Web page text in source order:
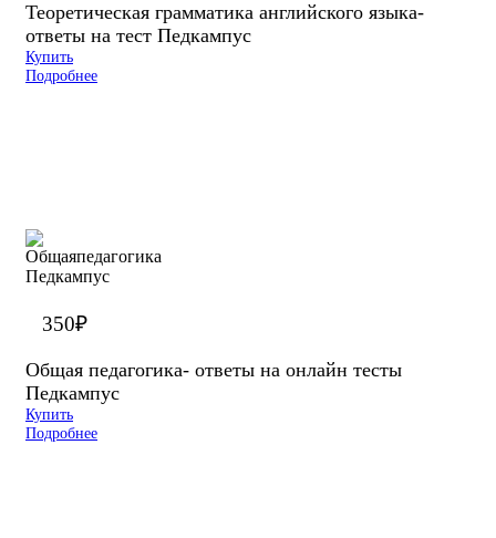
Теоретическая грамматика английского языка-
ответы на тест Педкампус
Купить
Подробнее
350₽
Общая педагогика- ответы на онлайн тесты
Педкампус
Купить
Подробнее